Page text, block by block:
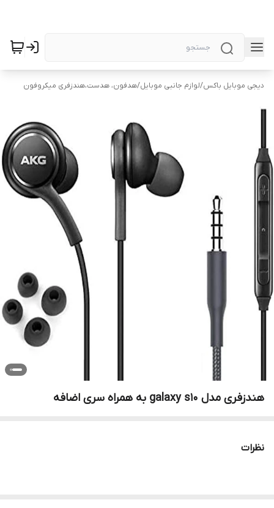
دیجی موبایل باکس/لوازم جانبی موبایل/هدفون، هدست،هندزفری میکروفون
هندزفری مدل galaxy s10 به همراه سری اضافه
نظرات